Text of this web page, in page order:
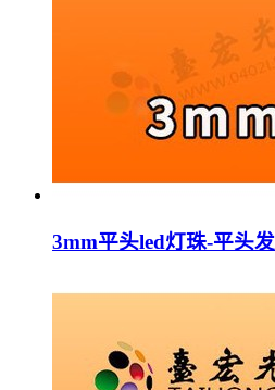
3mm平头led灯珠-平头